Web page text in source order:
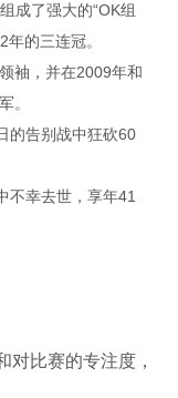
成了强大的“OK组
的三连冠。
袖，并在2009年和
。
的告别战中狂砍60
不幸去世，享年41
对比赛的专注度，